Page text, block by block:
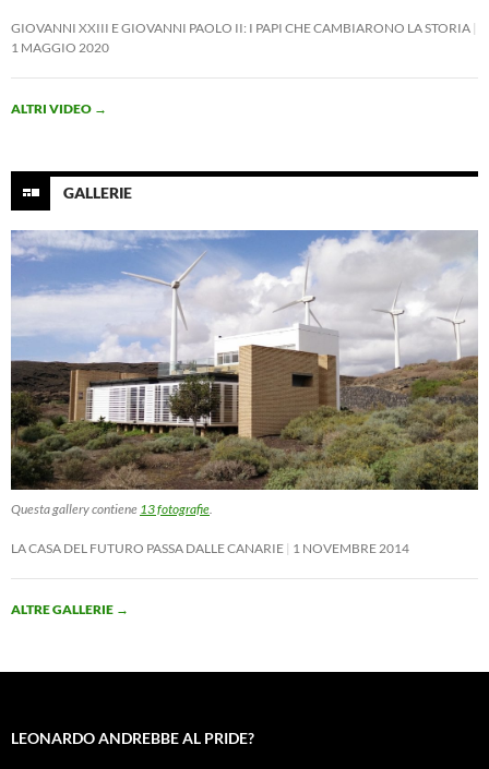
GIOVANNI XXIII E GIOVANNI PAOLO II: I PAPI CHE CAMBIARONO LA STORIA
1 MAGGIO 2020
ALTRI VIDEO →
GALLERIE
Questa gallery contiene 13 fotografie.
LA CASA DEL FUTURO PASSA DALLE CANARIE 1 NOVEMBRE 2014
ALTRE GALLERIE →
LEONARDO ANDREBBE AL PRIDE?